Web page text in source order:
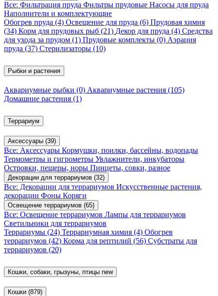
Все: Фильтрация пруда Фильтры прудовые Насосы для пруда
Наполнители и комплектующие
Обогрев пруда (4) Освещение для пруда (6) Прудовая химия
(34) Корм для прудовых рыб (21) Декор для пруда (4) Средства
для ухода за прудом (1) Прудовые комплекты (0) Аэрация
пруда (37) Стерилизаторы (10)
Рыбки и растения
Аквариумные рыбки (0) Аквариумные растения (105)
Домашние растения (1)
Террариум
Аксессуары (39)
Все: Аксессуары Кормушки, поилки, бассейны, водопады
Термометры и гигрометры Увлажнители, инкубаторы
Островки, пещеры, норы Пинцеты, совки, разное
Декорации для террариумов (32)
Все: Декорации для террариумов Искусственные растения,
декорации Фоны Коряги
Освещение террариумов (65)
Все: Освещение террариумов Лампы для террариумов
Светильники для террариумов
Террариумы (24) Террариумная химия (4) Обогрев
террариумов (42) Корма для рептилий (56) Субстраты для
террариумов (20)
Кошки, собаки, грызуны, птицы new
Кошки (879)